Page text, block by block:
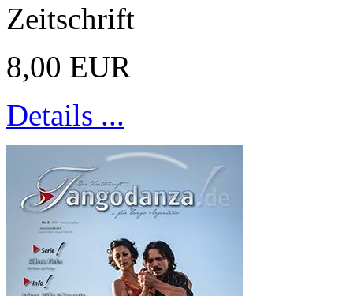
Zeitschrift
8,00 EUR
Details ...